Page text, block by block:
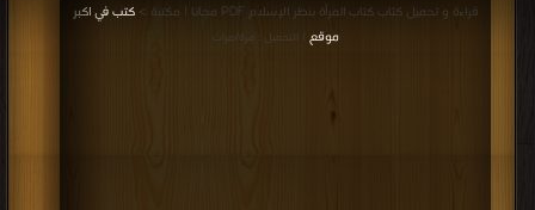
قراءة و تحميل كتاب كتاب المرأة بنظر الإسلام PDF مجانا | مكتبة >
كتب في اكبر
موقع
| التحميل : مرة/مرات